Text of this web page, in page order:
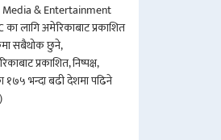
& Entertainment
लागि अमेरिकाबाट प्रकाशित
सबैथोक छुने,
प्रकाशित, निष्पक्ष,
१७५ भन्दा बढी देशमा पढिने